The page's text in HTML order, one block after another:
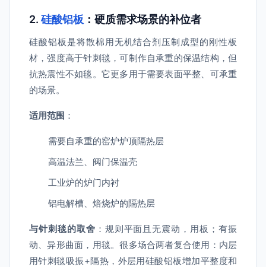
2.硅酸铝板 ：硬质需求场景的补位者
硅酸铝板是将散棉用无机结合剂压制成型的刚性板
材，强度高于针刺毯，可制作自承重的保温结构，但
抗热震性不如毯。它更多用于需要表面平整、可承重
的场景。
适用范围 ：
需要自承重的窑炉炉顶隔热层
高温法兰、阀门保温壳
工业炉的炉门内衬
铝电解槽、焙烧炉的隔热层
与针刺毯的取舍 ：规则平面且无震动，用板；有振
动、异形曲面，用毯。很多场合两者复合使用：内层
用针刺毯吸振+隔热，外层用硅酸铝板增加平整度和